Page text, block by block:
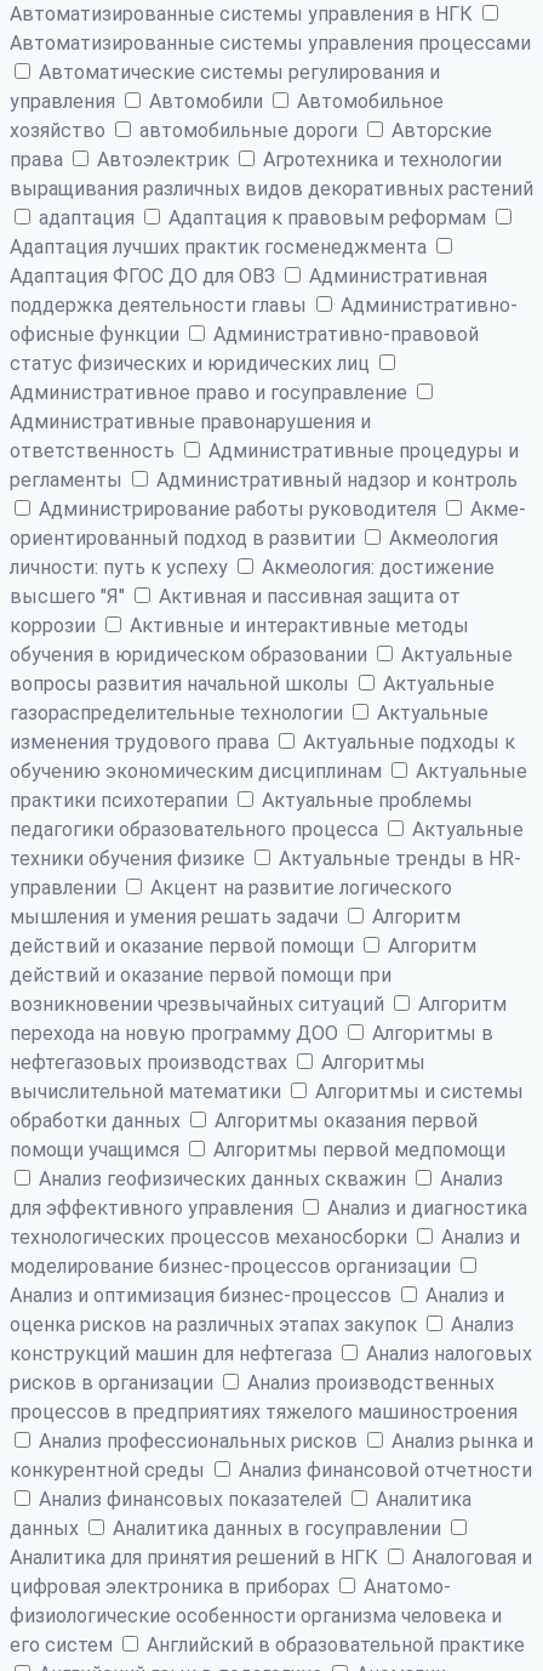
Автоматизированные системы управления в НГК
Автоматизированные системы управления процессами
Автоматические системы регулирования и
управления
Автомобили
Автомобильное
хозяйство
автомобильные дороги
Авторские
права
Автоэлектрик
Агротехника и технологии
выращивания различных видов декоративных растений
адаптация
Адаптация к правовым реформам
Адаптация лучших практик госменеджмента
Адаптация ФГОС ДО для ОВЗ
Административная
поддержка деятельности главы
Административно-
офисные функции
Административно-правовой
статус физических и юридических лиц
Административное право и госуправление
Административные правонарушения и
ответственность
Административные процедуры и
регламенты
Административный надзор и контроль
Администрирование работы руководителя
Акме-
ориентированный подход в развитии
Акмеология
личности: путь к успеху
Акмеология: достижение
высшего "Я"
Активная и пассивная защита от
коррозии
Активные и интерактивные методы
обучения в юридическом образовании
Актуальные
вопросы развития начальной школы
Актуальные
газораспределительные технологии
Актуальные
изменения трудового права
Актуальные подходы к
обучению экономическим дисциплинам
Актуальные
практики психотерапии
Актуальные проблемы
педагогики образовательного процесса
Актуальные
техники обучения физике
Актуальные тренды в HR-
управлении
Акцент на развитие логического
мышления и умения решать задачи
Алгоритм
действий и оказание первой помощи
Алгоритм
действий и оказание первой помощи при
возникновении чрезвычайных ситуаций
Алгоритм
перехода на новую программу ДОО
Алгоритмы в
нефтегазовых производствах
Алгоритмы
вычислительной математики
Алгоритмы и системы
обработки данных
Алгоритмы оказания первой
помощи учащимся
Алгоритмы первой медпомощи
Анализ геофизических данных скважин
Анализ
для эффективного управления
Анализ и диагностика
технологических процессов механосборки
Анализ и
моделирование бизнес-процессов организации
Анализ и оптимизация бизнес-процессов
Анализ и
оценка рисков на различных этапах закупок
Анализ
конструкций машин для нефтегаза
Анализ налоговых
рисков в организации
Анализ производственных
процессов в предприятиях тяжелого машиностроения
Анализ профессиональных рисков
Анализ рынка и
конкурентной среды
Анализ финансовой отчетности
Анализ финансовых показателей
Аналитика
данных
Аналитика данных в госуправлении
Аналитика для принятия решений в НГК
Аналоговая и
цифровая электроника в приборах
Анатомо-
физиологические особенности организма человека и
его систем
Английский в образовательной практике